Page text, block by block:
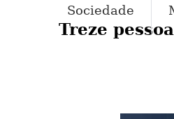
Sociedade
Treze